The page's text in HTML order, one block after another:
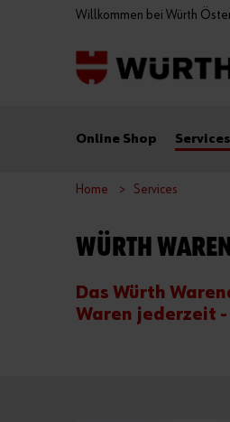
Willkommen bei Würth
Online Shop Services
Home Services
WÜRTH
Das Würth
Waren jederzeit -